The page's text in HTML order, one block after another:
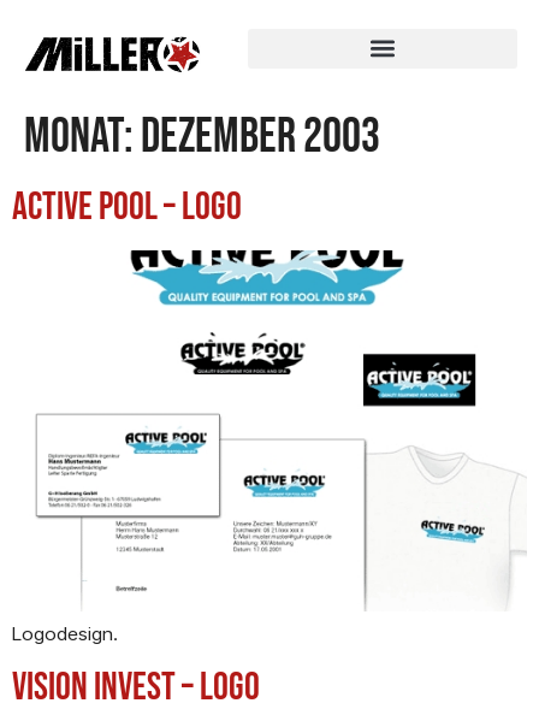
Monat:Dezember 2003
Active Pool – Logo
Logodesign.
Vision Invest – Logo